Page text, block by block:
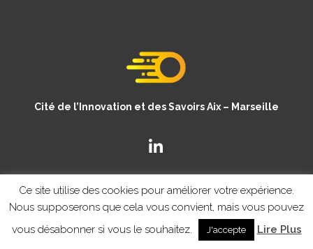
Cité de l’Innovation et des Savoirs Aix – Marseille
© Copyright CISAM 2020- MENTIONS LEGALES
Ce site utilise des cookies pour améliorer votre expérience.
Nous supposerons que cela vous convient, mais vous pouvez
vous désabonner si vous le souhaitez.
J'accepte Lire Plus